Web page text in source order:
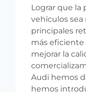
Lograr que la
vehículos
principales
más eficiente
mejorar la
Audi hemos
hemos